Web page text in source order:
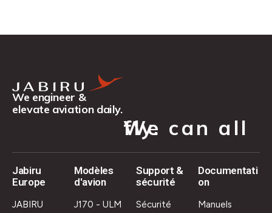
We engineer &
elevate aviation daily.
We can all fly.
Jabiru
Europe
JABIRU
Modèles
d'avion
J170 - ULM
Support &
sécurité
Sécurité
Documentati
on
Manuels